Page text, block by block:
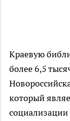
Краевую
более 6,5
который